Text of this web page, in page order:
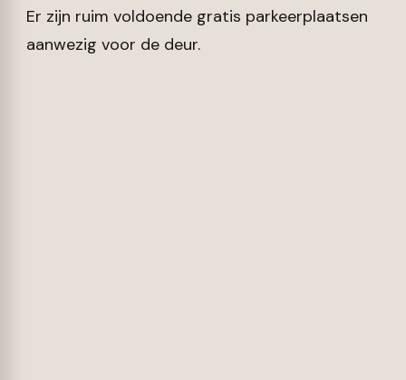
Er zijn ruim voldoende gratis parkeerplaatsen
aanwezig voor de deur.